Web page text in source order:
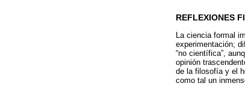
REFLEXIONES
La ciencia formal
experimentación;
“no científica”,
opinión
de la filosofía y el
como tal un